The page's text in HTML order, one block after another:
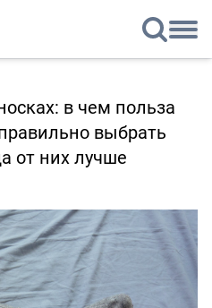
в чем польза
выбрать
от них лучше